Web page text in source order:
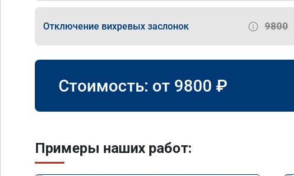
Отключение вихревых заслонок 9800
Стоимость: от 9800 ₽
Примеры наших работ: